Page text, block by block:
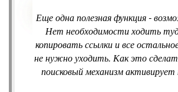
Еще одна полезная функция -
Нет необходимости ходить
копировать ссылки и все
не нужно уходить. Как это
поисковый механизм активирует